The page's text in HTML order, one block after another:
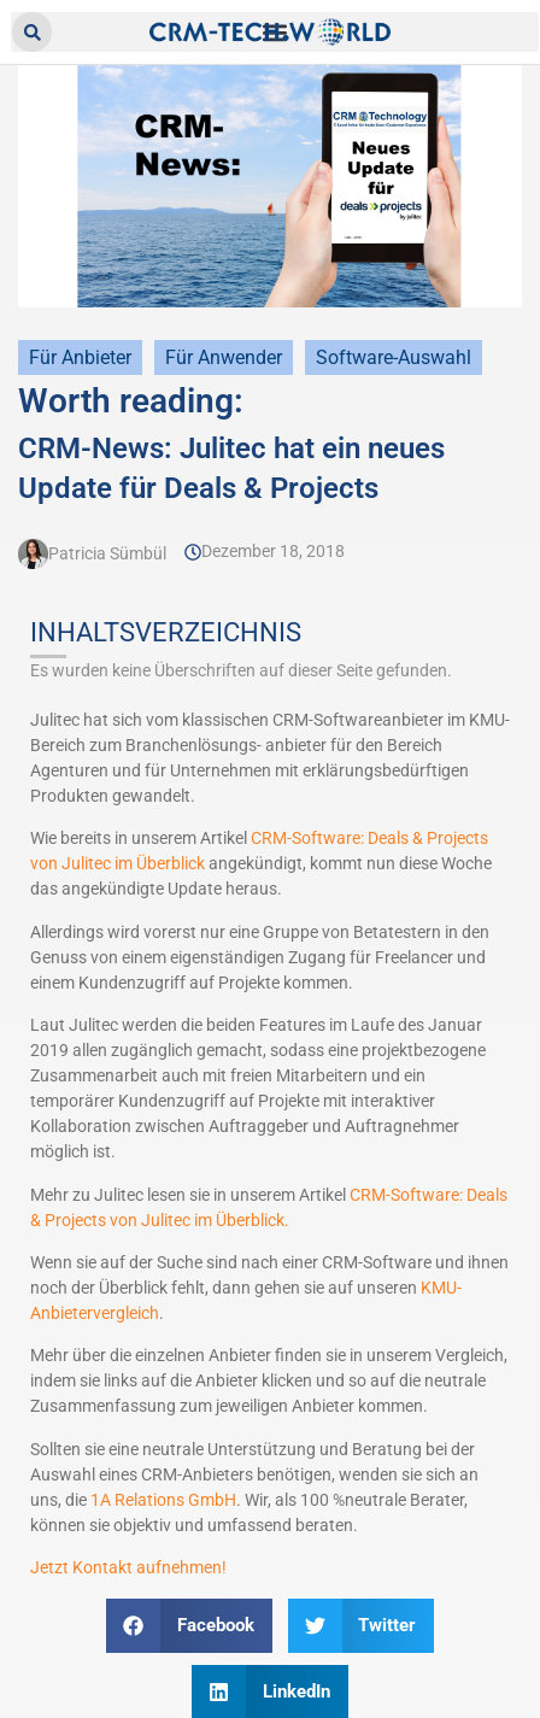
Für Anbieter Für Anwender Software-Auswahl
Worth reading:
CRM-News: Julitec hat ein neues
Update für Deals & Projects
Patricia Sümbül Dezember 18, 2018
INHALTSVERZEICHNIS
Es wurden keine Überschriften auf dieser Seite gefunden.
Julitec hat sich vom klassischen CRM-Softwareanbieter im KMU-
Bereich zum Branchenlösungs- anbieter für den Bereich
Agenturen und für Unternehmen mit erklärungsbedürftigen
Produkten gewandelt.
Wie bereits in unserem Artikel CRM-Software: Deals & Projects
von Julitec im Überblickangekündigt, kommt nun diese Woche
das angekündigte Update heraus.
Allerdings wird vorerst nur eine Gruppe von Betatestern in den
Genuss von einem eigenständigen Zugang für Freelancer und
einem Kundenzugriff auf Projekte kommen.
Laut Julitec werden die beiden Features im Laufe des Januar
2019 allen zugänglich gemacht, sodass eine projektbezogene
Zusammenarbeit auch mit freien Mitarbeitern und ein
temporärer Kundenzugriff auf Projekte mit interaktiver
Kollaboration zwischen Auftraggeber und Auftragnehmer
möglich ist.
Mehr zu Julitec lesen sie in unserem ArtikelCRM-Software: Deals
& Projects von Julitec im Überblick.
Wenn sie auf der Suche sind nach einer CRM-Software und ihnen
noch der Überblick fehlt, dann gehen sie auf unseren KMU-
Anbietervergleich.
Mehr über die einzelnen Anbieter finden sie in unserem Vergleich,
indem sie links auf die Anbieter klicken und so auf die neutrale
Zusammenfassung zum jeweiligen Anbieter kommen.
Sollten sie eine neutrale Unterstützung und Beratung bei der
Auswahl eines CRM-Anbieters benötigen, wenden sie sich an
uns, die 1A Relations GmbH. Wir, als 100 %neutrale Berater,
können sie objektiv und umfassend beraten.
Jetzt Kontakt aufnehmen!
Facebook Twitter
LinkedIn